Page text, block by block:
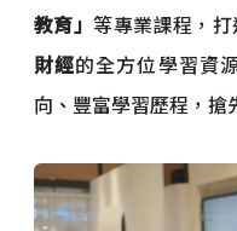
教育」等專業課程，
財經的全方位學習資
向、豐富學習歷程，搶